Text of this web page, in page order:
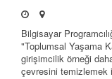
Bilgisayar
"Toplumsal Yaşama
girişimcilik örneği
çevresini temizlemek